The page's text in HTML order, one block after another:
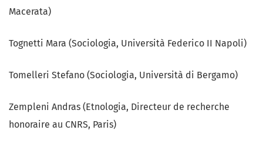
Macerata)
Tognetti Mara (Sociologia, Università Federico II Napoli)
Tomelleri Stefano (Sociologia, Università di Bergamo)
Zempleni Andras (Etnologia, Directeur de recherche
honoraire au CNRS, Paris)